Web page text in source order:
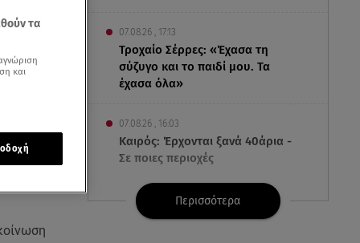
07.08.26 , 17:13
Τροχαίο Σέρρες: «Έχασα τη
σύζυγο και το παιδί μου. Τα
έχασα όλα»
07.08.26 , 16:03
Καιρός: Έρχονται ξανά 40άρια -
Σε ποιες περιοχές
07.08.26 , 16:00
Ανακάλυψε ξανά τη δύναμή
Περισσότερα
τα
και